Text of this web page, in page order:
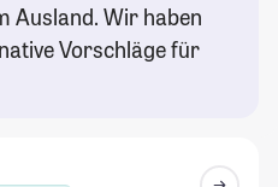
Ausland. Wir haben
Vorschläge für